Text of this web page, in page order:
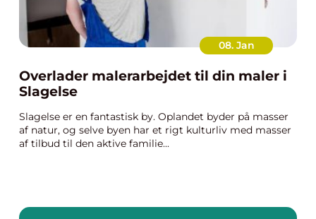
08. Jan
Overlader malerarbejdet til din maler i
Slagelse
Slagelse er en fantastisk by. Oplandet byder på masser
af natur, og selve byen har et rigt kulturliv med masser
af tilbud til den aktive familie...